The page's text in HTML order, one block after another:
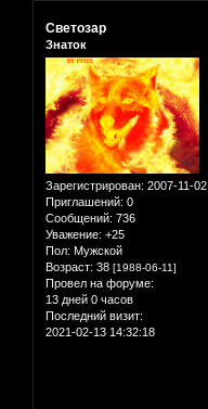
Светозар
Знаток
Зарегистрирован: 2007-11-02
Приглашений: 0
Сообщений: 736
Уважение: +25
Пол: Мужской
Возраст: 38 [1988-06-11]
Провел на форуме:
13 дней 0 часов
Последний визит:
2021-02-13 14:32:18